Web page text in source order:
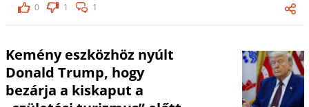
0
1 1
Kemény eszközhöz nyúlt
Donald Trump, hogy
bezárja a kiskaput a